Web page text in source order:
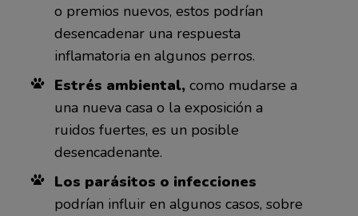
o premios nuevos, estos podrían
desencadenar una respuesta
inflamatoria en algunos perros.
Estrés ambiental, como mudarse a
una nueva casa o la exposición a
ruidos fuertes, es un posible
desencadenante.
Los parásitos o infecciones
podrían influir en algunos casos, sobre